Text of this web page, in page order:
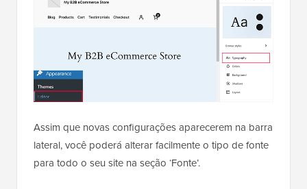
Assim que novas configurações aparecerem na barra
lateral, você poderá alterar facilmente o tipo de fonte
para todo o seu site na seção ‘Fonte’.